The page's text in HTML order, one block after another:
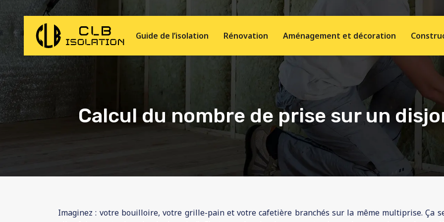
Guide de l’isolation Rénovation Aménagement et décoration
Calcul du nombre de prise sur un
Imaginez : votre bouilloire, votre grille-pain et votre cafetière branchés sur la même multiprise. Ça